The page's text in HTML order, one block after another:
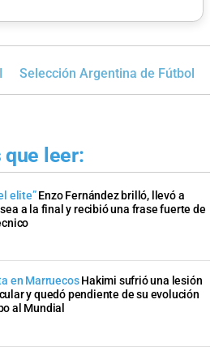
Selección Argentina de Fútbol
que leer:
elite” Enzo Fernández brilló, llevó a
a la final y recibió una frase fuerte de
en Marruecos Hakimi sufrió una lesión
y quedó pendiente de su evolución
al Mundial